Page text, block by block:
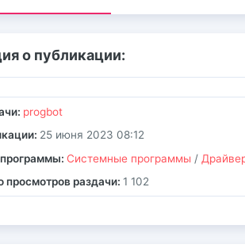
о публикации:
progbot
25 июня 2023 08:12
Системные программы/
просмотров раздачи: 1 102